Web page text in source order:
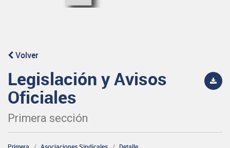
Volver
Legislación y Avisos
Oficiales
Primera sección
Primera Asociaciones Sindicales Detalle